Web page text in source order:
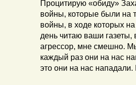
Процитирую «обиду»
войны, которые были на
войны, в ходе которых
день читаю ваши газеты,
агрессор, мне смешно.
каждый раз они на нас
это они на нас